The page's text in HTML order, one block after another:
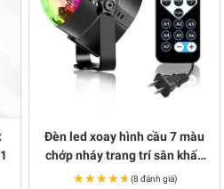
Đèn led xoay hình cầu 7 màu
chớp nháy trang trí sân khấu
V100
★★★★★
★★★★★(8 đánh giá)